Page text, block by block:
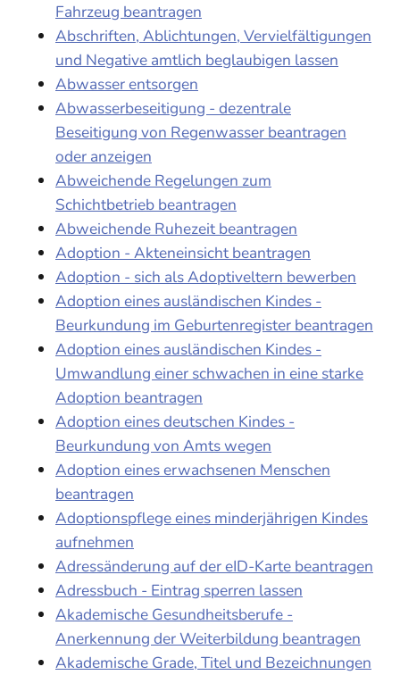
Fahrzeug beantragen
Abschriften, Ablichtungen, Vervielfältigungen
und Negative amtlich beglaubigen lassen
Abwasser entsorgen
Abwasserbeseitigung - dezentrale
Beseitigung von Regenwasser beantragen
oder anzeigen
Abweichende Regelungen zum
Schichtbetrieb beantragen
Abweichende Ruhezeit beantragen
Adoption - Akteneinsicht beantragen
Adoption - sich als Adoptiveltern bewerben
Adoption eines ausländischen Kindes -
Beurkundung im Geburtenregister beantragen
Adoption eines ausländischen Kindes -
Umwandlung einer schwachen in eine starke
Adoption beantragen
Adoption eines deutschen Kindes -
Beurkundung von Amts wegen
Adoption eines erwachsenen Menschen
beantragen
Adoptionspflege eines minderjährigen Kindes
aufnehmen
Adressänderung auf der eID-Karte beantragen
Adressbuch - Eintrag sperren lassen
Akademische Gesundheitsberufe -
Anerkennung der Weiterbildung beantragen
Akademische Grade, Titel und Bezeichnungen